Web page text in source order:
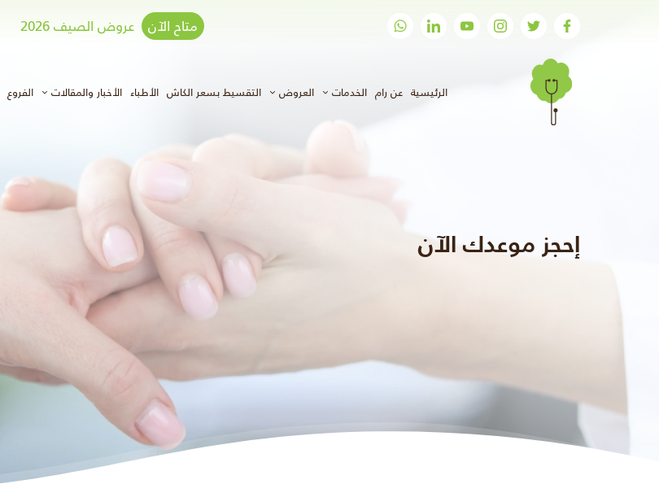
متاح الآن عروض الصيف 2026
الرئيسية(الحالي)
عن رام الخدمات العروض التقسيط بسعر الكاش الأطباء الأخبار والمقالات الفروع
إحجز موعدك الآن